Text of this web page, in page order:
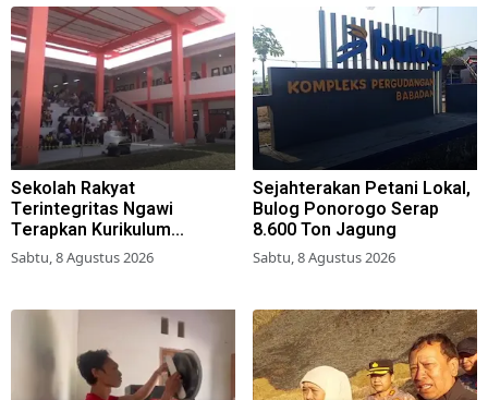
Sekolah Rakyat
Terintegritas Ngawi
Terapkan Kurikulum
Berbasis Asrama
Sabtu, 8 Agustus 2026
Sejahterakan Petani Lokal,
Bulog Ponorogo Serap
8.600 Ton Jagung
Sabtu, 8 Agustus 2026